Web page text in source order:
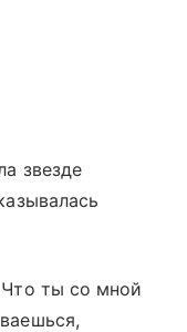
звезде
ты со мной